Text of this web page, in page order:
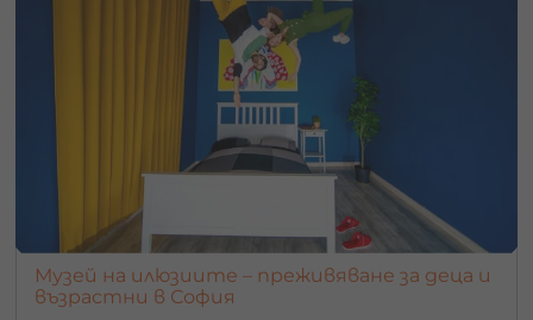
Музей на илюзиите – преживяване за деца и
възрастни в София